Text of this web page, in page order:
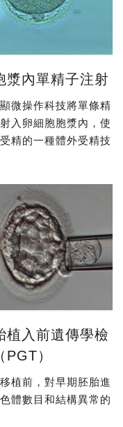
漿內單精子注射
微操作科技將單條精
入卵細胞胞漿內，使
精的一種體外受精技
植入前遺傳學檢
PGT）
植前，對早期胚胎進
體數目和結構異常的